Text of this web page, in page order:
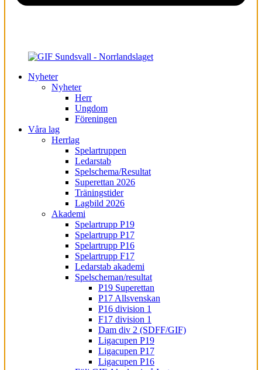
Nyheter
Nyheter
Herr
Ungdom
Föreningen
Våra lag
Herrlag
Spelartruppen
Ledarstab
Spelschema/Resultat
Superettan 2026
Träningstider
Lagbild 2026
Akademi
Spelartrupp P19
Spelartrupp P17
Spelartrupp P16
Spelartrupp F17
Ledarstab akademi
Spelscheman/resultat
P19 Superettan
P17 Allsvenskan
P16 division 1
F17 division 1
Dam div 2 (SDFF/GIF)
Ligacupen P19
Ligacupen P17
Ligacupen P16